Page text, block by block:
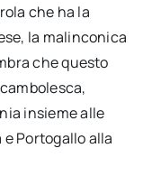
che ha la
la malinconica
che questo
insieme alle
Portogallo alla